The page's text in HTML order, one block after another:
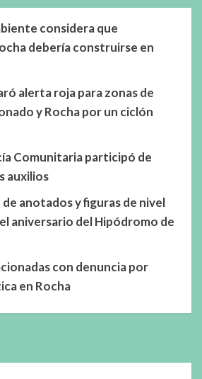
considera que
debería construirse en
alerta roja para zonas de
y Rocha por un ciclón
Comunitaria participó de
auxilios
anotados y figuras de nivel
aniversario del Hipódromo de
con denuncia por
en Rocha